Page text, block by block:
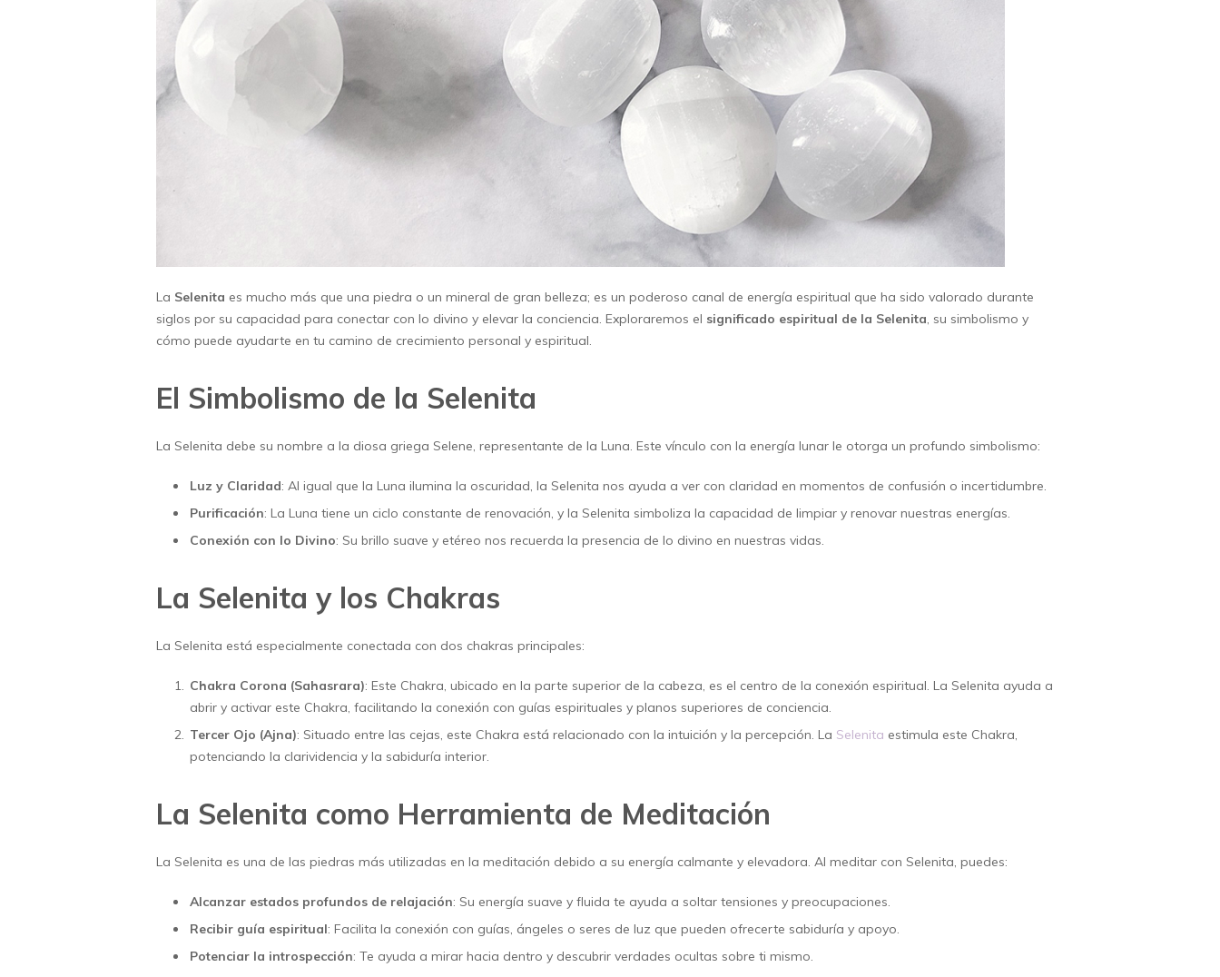
La Selenita es mucho más que una piedra o un mineral de gran belleza; es un poderoso canal de energía espiritual que ha sido valorado durante
siglos por su capacidad para conectar con lo divino y elevar la conciencia. Exploraremos el significado espiritual de la Selenita, su simbolismo y
cómo puede ayudarte en tu camino de crecimiento personal y espiritual.
El Simbolismo de la Selenita
La Selenita debe su nombre a la diosa griega Selene, representante de la Luna. Este vínculo con la energía lunar le otorga un profundo simbolismo:
Luz y Claridad: Al igual que la Luna ilumina la oscuridad, la Selenita nos ayuda a ver con claridad en momentos de confusión o incertidumbre.
Purificación: La Luna tiene un ciclo constante de renovación, y la Selenita simboliza la capacidad de limpiar y renovar nuestras energías.
Conexión con lo Divino: Su brillo suave y etéreo nos recuerda la presencia de lo divino en nuestras vidas.
La Selenita y los Chakras
La Selenita está especialmente conectada con dos chakras principales:
Chakra Corona (Sahasrara): Este Chakra, ubicado en la parte superior de la cabeza, es el centro de la conexión espiritual. La Selenita ayuda a
abrir y activar este Chakra, facilitando la conexión con guías espirituales y planos superiores de conciencia.
Tercer Ojo (Ajna): Situado entre las cejas, este Chakra está relacionado con la intuición y la percepción. La Selenita estimula este Chakra,
potenciando la clarividencia y la sabiduría interior.
La Selenita como Herramienta de Meditación
La Selenita es una de las piedras más utilizadas en la meditación debido a su energía calmante y elevadora. Al meditar con Selenita, puedes:
Alcanzar estados profundos de relajación: Su energía suave y fluida te ayuda a soltar tensiones y preocupaciones.
Recibir guía espiritual: Facilita la conexión con guías, ángeles o seres de luz que pueden ofrecerte sabiduría y apoyo.
Potenciar la introspección: Te ayuda a mirar hacia dentro y descubrir verdades ocultas sobre ti mismo.